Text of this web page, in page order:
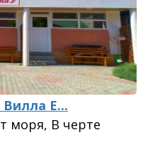
Е...
моря, В черте